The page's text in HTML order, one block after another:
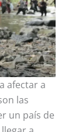
afectar a
las
un país de